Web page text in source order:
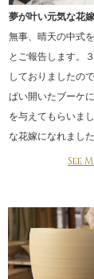
夢が叶い元気な花嫁
無事、晴天の中式
とご報告します。
しておりましたの
ぱい開いたブーケ
を与えてもらいま
な花嫁になれました
See